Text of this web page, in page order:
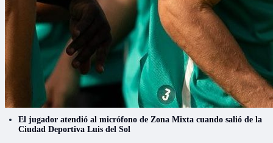
El jugador atendió al micrófono de Zona Mixta cuando salió de la
Ciudad Deportiva Luis del Sol